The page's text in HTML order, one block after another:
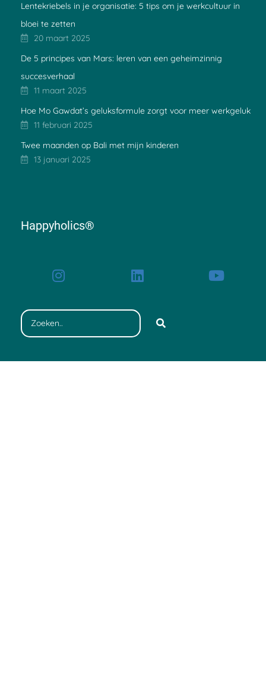
Lentekriebels in je organisatie: 5 tips om je werkcultuur in
bloei te zetten
20 maart 2025
De 5 principes van Mars: leren van een geheimzinnig
succesverhaal
11 maart 2025
Hoe Mo Gawdat’s geluksformule zorgt voor meer werkgeluk
11 februari 2025
Twee maanden op Bali met mijn kinderen
13 januari 2025
Happyholics®